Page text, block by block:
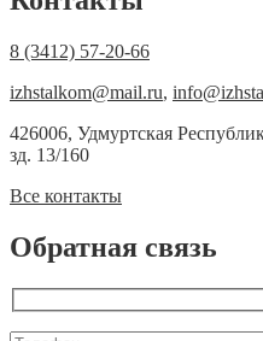
8 (3412) 57-20-66
izhstalkom@mail.ru,
426006, Удмуртская
зд. 13/160
Все контакты
Обратная связь